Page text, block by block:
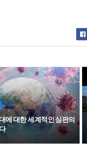
에 대한 세계적인 심판의